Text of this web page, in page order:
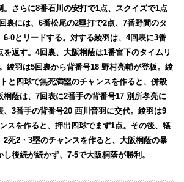
。さらに8番石川の安打で1点、スクイズで1点
裏には、6番松尾の2塁打で2点、7番野間のタ
6-0とリードする。対する綾羽は、4回表に3番
を返す。4回裏、大阪桐蔭は1番宮下のタイムリ
綾羽は5回裏から背番号18 野村亮輔が登板。綾
と四球で無死満塁のチャンスを作ると、併殺
桐蔭は、7回表に2番手の背番号17 別所孝亮に
、3番手の背番号20 西川音羽に交代。綾羽は9
スを作ると、押出四球でまず1点。その後、犠
2死2・3塁のチャンスを作ると、大阪桐蔭の暴
後続が続かず、7-5で大阪桐蔭が勝利。